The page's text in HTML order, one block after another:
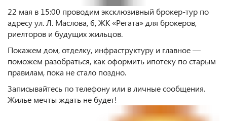
22 мая в 15:00 проводим эксклюзивный брокер-тур по
адресу ул. Л. Маслова, 6, ЖК «Регата» для брокеров,
риелторов и будущих жильцов.
Покажем дом, отделку, инфраструктуру и главное —
поможем разобраться, как оформить ипотеку по старым
правилам, пока не стало поздно.
Записывайтесь по телефону или в личные сообщения.
Жилье мечты ждать не будет!